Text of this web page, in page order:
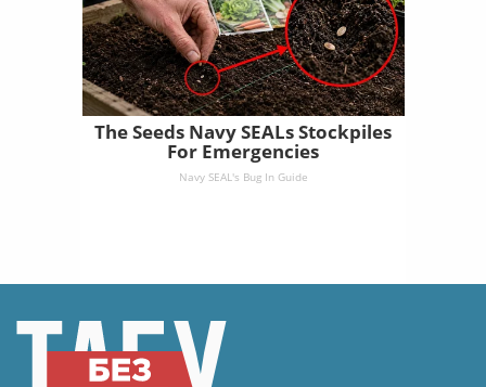
The Seeds Navy SEALs Stockpiles
For Emergencies
Navy SEAL's Bug In Guide